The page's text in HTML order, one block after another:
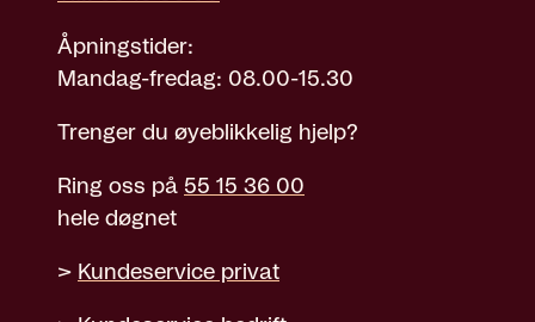
Åpningstider:
Mandag-fredag: 08.00-15.30
Trenger du øyeblikkelig hjelp?
Ring oss på 55 15 36 00
hele døgnet
> Kundeservice privat